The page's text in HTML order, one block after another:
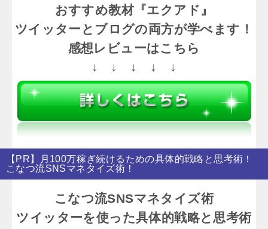
おすすめ教材『エクアド』
ツイッターとブログの両方が学べます！
感想レビューはこちら
↓ ↓ ↓ ↓ ↓
【PR】月100万稼ぎ続けるための具体的戦略と思考術！
こなつ流SNSマネタイズ術！
こなつ流SNSマネタイズ術
ツイッターを使った具体的戦略と思考術